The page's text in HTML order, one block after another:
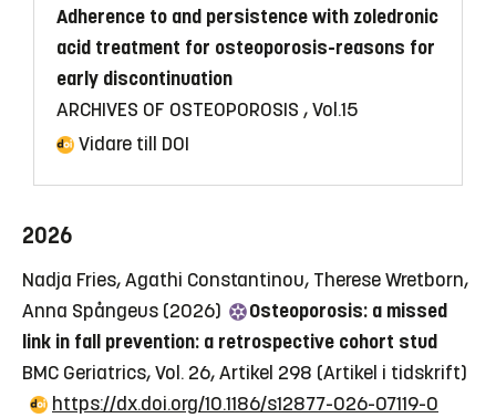
Adherence to and persistence with zoledronic
acid treatment for osteoporosis-reasons for
early discontinuation
ARCHIVES OF OSTEOPOROSIS , Vol.15
Vidare till DOI
2026
Nadja Fries, Agathi Constantinou, Therese Wretborn,
Anna Spångeus (2026)
Osteoporosis: a missed
link in fall prevention: a retrospective cohort stud
BMC Geriatrics, Vol. 26, Artikel 298 (Artikel i tidskrift)
https://dx.doi.org/10.1186/s12877-026-07119-0